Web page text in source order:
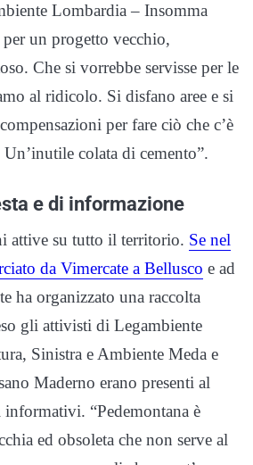
Lombardia – Insomma
un progetto vecchio,
Che si vorrebbe servisse per le
al ridicolo. Si disfano aree e si
per fare ciò che c’è
colata di cemento”.
e di informazione
attive su tutto il territorio. Se nel
da Vimercate a Bellusco e ad
ha organizzato una raccolta
gli attivisti di Legambiente
Sinistra e Ambiente Meda e
Maderno erano presenti al
“Pedemontana è
ed obsoleta che non serve al